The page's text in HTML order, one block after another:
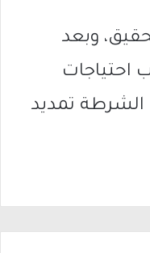
وبعد
احتياجات
الشرطة تمديد